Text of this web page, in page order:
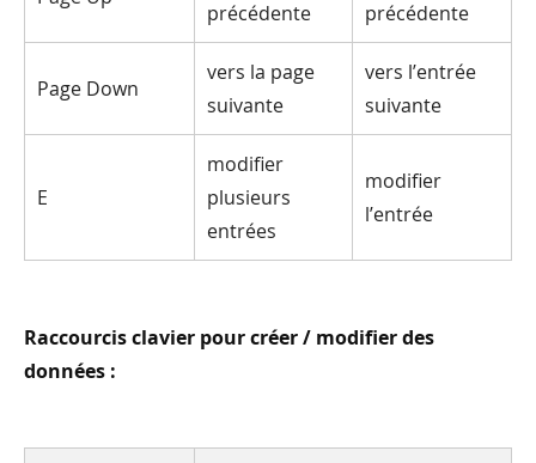
précédente
précédente
Page Down
vers la page
suivante
vers l’entrée
suivante
E
modifier
plusieurs
entrées
modifier
l’entrée
Raccourcis clavier pour créer / modifier des
données :